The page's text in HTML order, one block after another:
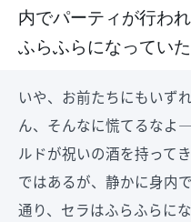
内でパーティが行わ
ふらふらになっていた
いや、お前たちにもいず
ん、そんなに慌てるなよ
ルドが祝いの酒を持って
ではあるが、静かに身内
通り、セラはふらふらにな